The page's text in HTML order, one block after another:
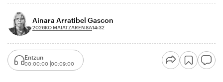
Ainara Arratibel Gascon
2026KO MAIATZAREN 8A14:32
Entzun
00:00:00 00:09:00